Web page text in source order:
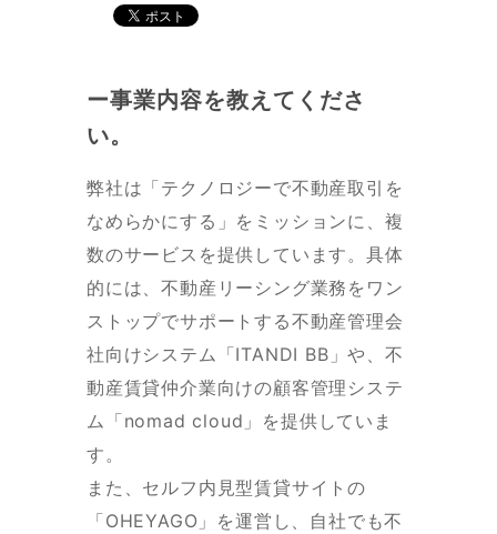
ー事業内容を教えてくださ
い。
弊社は「テクノロジーで不動産取引を
なめらかにする」をミッションに、複
数のサービスを提供しています。具体
的には、不動産リーシング業務をワン
ストップでサポートする不動産管理会
社向けシステム「ITANDI BB」や、不
動産賃貸仲介業向けの顧客管理システ
ム「nomad cloud」を提供していま
す。
また、セルフ内見型賃貸サイトの
「OHEYAGO」を運営し、自社でも不